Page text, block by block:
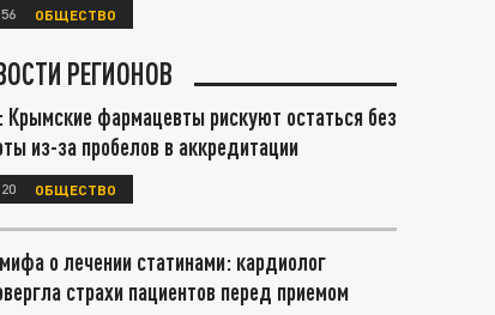
ОБЩЕСТВО
РЕГИОНОВ
Крымские фармацевты рискуют остаться без
из-за пробелов в аккредитации
ОБЩЕСТВО
о лечении статинами: кардиолог
страхи пациентов перед приемом